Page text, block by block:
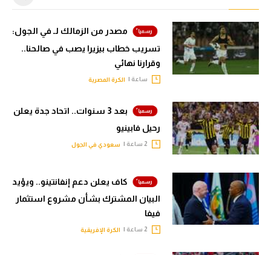
مصدر من الزمالك لـ في الجول:
تسريب خطاب بيزيرا يصب في صالحنا..
وقرارنا نهائي
ساعة | الكرة المصرية
بعد 3 سنوات.. اتحاد جدة يعلن
رحيل فابينيو
سعودي في الجول
كاف يعلن دعم إنفانتينو.. ويؤيد
البيان المشترك بشأن مشروع استثمار
فيفا
الكرة الإفريقية